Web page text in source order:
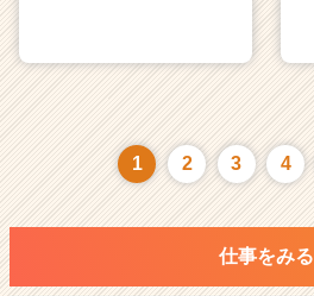
1 2 3 4
仕事をみる